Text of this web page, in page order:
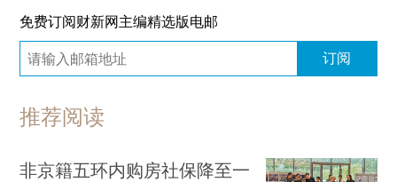
免费订阅财新网主编精选版电邮
订阅
推荐阅读
非京籍五环内购房社保降至一